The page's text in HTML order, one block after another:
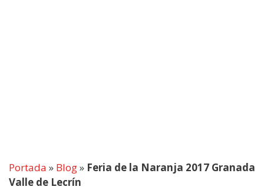
Portada » Blog» Feria de la Naranja 2017 Granada
Valle de Lecrín